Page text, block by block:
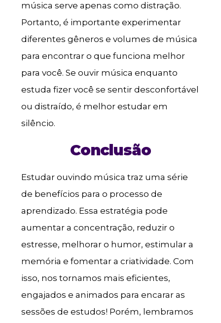
música serve apenas como distração.
Portanto, é importante experimentar
diferentes gêneros e volumes de música
para encontrar o que funciona melhor
para você. Se ouvir música enquanto
estuda fizer você se sentir desconfortável
ou distraído, é melhor estudar em
silêncio.
Conclusão
Estudar ouvindo música traz uma série
de benefícios para o processo de
aprendizado. Essa estratégia pode
aumentar a concentração, reduzir o
estresse, melhorar o humor, estimular a
memória e fomentar a criatividade. Com
isso, nos tornamos mais eficientes,
engajados e animados para encarar as
sessões de estudos! Porém, lembramos